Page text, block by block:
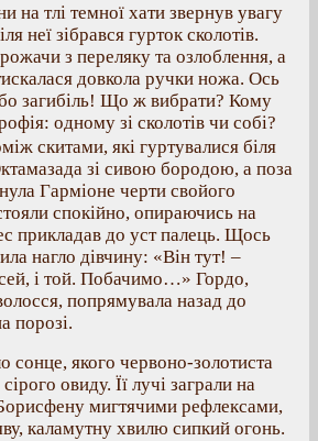
на тлі темної хати звернув увагу
неї зібрався гурток сколотів.
з переляку та озлоблення, а
довкола ручки ножа. Ось
загибіль! Що ж вибрати? Кому
одному зі сколотів чи собі?
скитами, які гуртувалися біля
зі сивою бородою, а поза
Гарміоне черти свойого
спокійно, опираючись на
прикладав до уст палець. Щось
нагло дівчину: «Він тут! –
і той. Побачимо…» Гордо,
попрямувала назад до
порозі.
сонце, якого червоно-золотиста
овиду. Її лучі заграли на
мигтячими рефлексами,
каламутну хвилю сипкий огонь.